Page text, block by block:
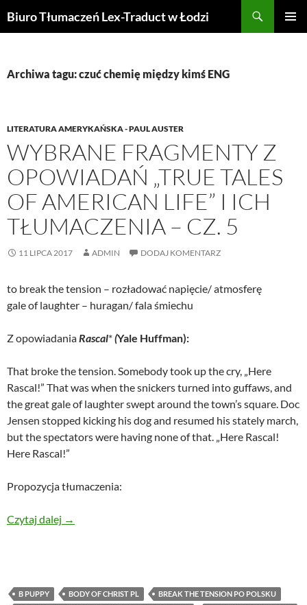
doBiuro Tłumaczeń Lex-Traduct w Łodzi
Archiwa tagu: czuć chemię między kimś ENG
LITERATURA AMERYKAŃSKA - PAUL AUSTER
WYBRANE FRAGMENTY Z
OPOWIADAŃ „TRUE TALES
OF AMERICAN LIFE” I ICH
TŁUMACZENIA – CZ. 5
11 LIPCA 2017 ADMIN DODAJ KOMENTARZ
to break the tension – rozładować napięcie/ atmosferę
gale of laughter – huragan/ fala śmiechu
Z opowiadaniaRascal*(Yale Huffman):
That broke the tension. Somebody took up the cry, „Here
Rascal!” That was when the snickers turned into guffaws, and
the great gale of laughter swept around the town’s square. Doc
Jensen stopped kicking his dog and resumed his stately march,
but the spectators were having none of that. „Here Rascal!
Here Rascal!”
Propozycja tłumaczenia:
Czytaj dalej Wybrane fragmenty z opowiadań „True Tales of
→
B PUPPY BODY OF CHRIST PL
BREAK THE TENSION PO POLSKU